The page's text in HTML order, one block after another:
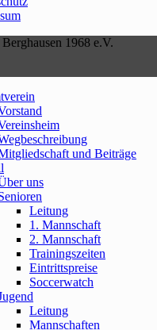
1968 e.V.
und Beiträge
uns
Leitung
1. Mannschaft
2. Mannschaft
Trainingszeiten
Eintrittspreise
Soccerwatch
Leitung
Mannschaften